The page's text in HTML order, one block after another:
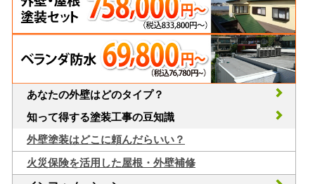
あなたの外壁はどのタイプ？
知って得する塗装工事の豆知識
外壁塗装はどこに頼んだらいい？
火災保険を活用した屋根・外壁補修